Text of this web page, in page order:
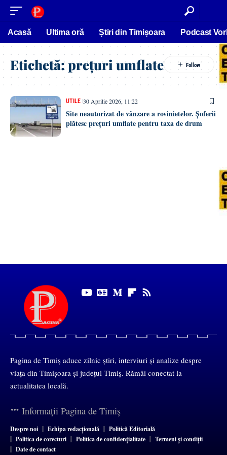
conținut
Acasă Ultima oră Știri din Timișoara Podcast
Etichetă:prețuri umflate
UTILE 30 Aprilie 2026, 11:22
Site neautorizat de vânzare a rovinietelor. Șoferii
plătesc prețuri umflate pentru taxa de drum
Pagina de Timiș aduce zilnic știri, interviuri și analize despre
viața din Timișoara și județul Timiș. Rămâi conectat la
actualitatea locală.
Informații Pagina de Timiș
Despre noi Echipa redacțională
Politică Editorială
Politica de corecturi
Politica de confidențialitate
Termeni și condiții
Date de contact